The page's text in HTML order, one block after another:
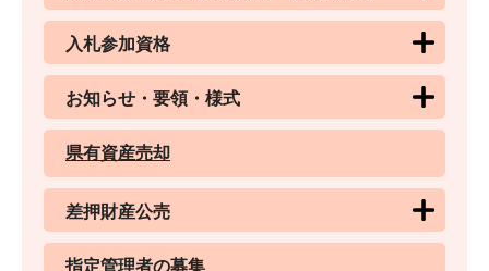
入札参加資格
お知らせ・要領・様式
県有資産売却
差押財産公売
指定管理者の募集